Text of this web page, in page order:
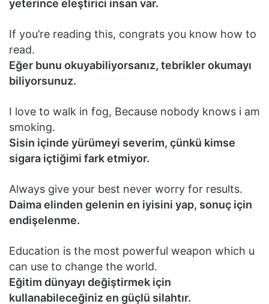
yeterince eleştirici insan var.
If you’re reading this, congrats you know how to
read.
Eğer bunu okuyabiliyorsanız, tebrikler okumayı
biliyorsunuz.
I love to walk in fog, Because nobody knows i am
smoking.
Sisin içinde yürümeyi severim, çünkü kimse
sigara içtiğimi fark etmiyor.
Always give your best never worry for results.
Daima elinden gelenin en iyisini yap, sonuç için
endişelenme.
Education is the most powerful weapon which u
can use to change the world.
Eğitim dünyayı değiştirmek için
kullanabileceğiniz en güçlü silahtır.